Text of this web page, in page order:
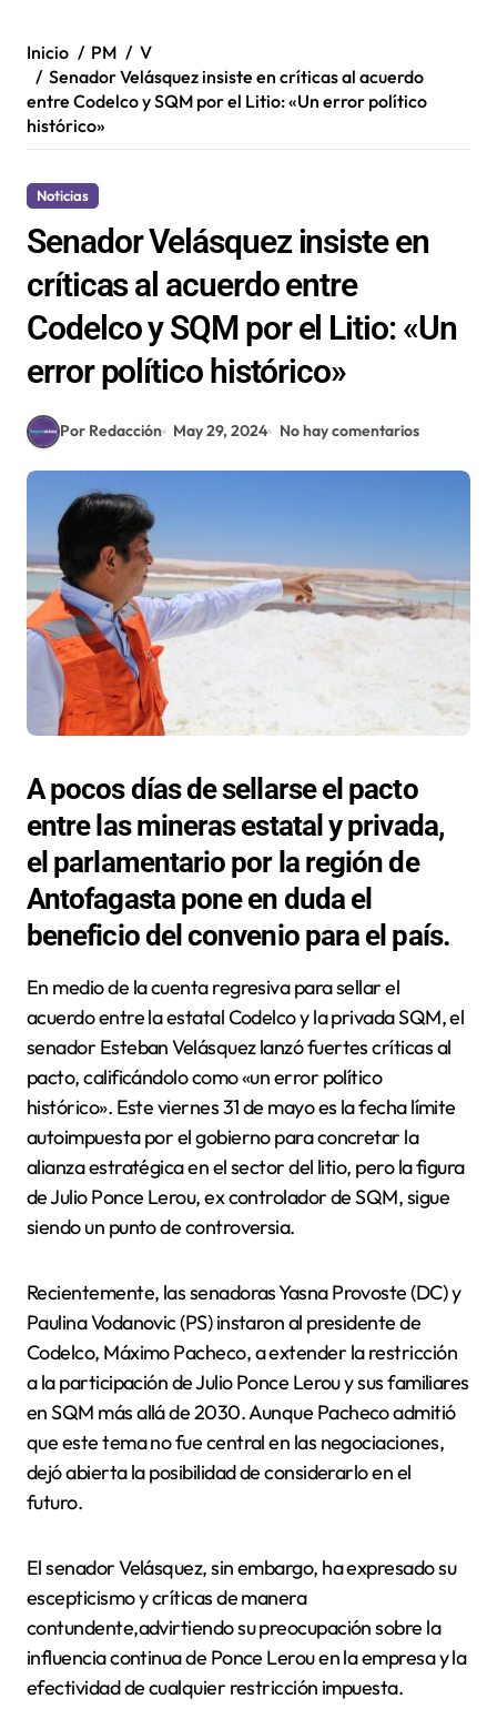
Inicio PM
V
Senador Velásquez insiste en críticas al acuerdo
entre Codelco y SQM por el Litio: «Un error político
histórico»
Noticias
Senador Velásquez insiste en
críticas al acuerdo entre
Codelco y SQM por el Litio: «Un
error político histórico»
Por Redacción May 29, 2024 No hay comentarios
A pocos días de sellarse el pacto
entre las mineras estatal y privada,
el parlamentario por la región de
Antofagasta pone en duda el
beneficio del convenio para el país.
En medio de la cuenta regresiva para sellar el
acuerdo entre la estatal Codelco y la privada SQM, el
senador Esteban Velásquez lanzó fuertes críticas al
pacto, calificándolo como «un error político
histórico». Este viernes 31 de mayo es la fecha límite
autoimpuesta por el gobierno para concretar la
alianza estratégica en el sector del litio, pero la figura
de Julio Ponce Lerou, ex controlador de SQM, sigue
siendo un punto de controversia.
Recientemente, las senadoras Yasna Provoste (DC) y
Paulina Vodanovic (PS) instaron al presidente de
Codelco, Máximo Pacheco, a extender la restricción
a la participación de Julio Ponce Lerou y sus familiares
en SQM más allá de 2030. Aunque Pacheco admitió
que este tema no fue central en las negociaciones,
dejó abierta la posibilidad de considerarlo en el
futuro.
El senador Velásquez, sin embargo, ha expresado su
escepticismo y críticas de manera
contundente,advirtiendo su preocupación sobre la
influencia continua de Ponce Lerou en la empresa y la
efectividad de cualquier restricción impuesta.